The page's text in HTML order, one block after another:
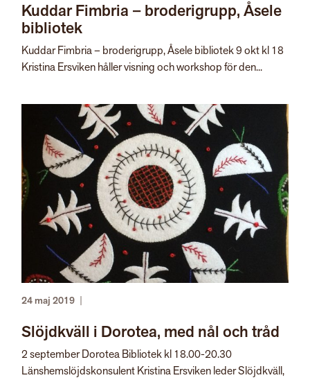
Kuddar Fimbria – broderigrupp, Åsele
bibliotek
Kuddar Fimbria – broderigrupp, Åsele bibliotek 9 okt kl 18
Kristina Ersviken håller visning och workshop för den...
24 maj 2019
Slöjdkväll i Dorotea, med nål och tråd
2 september Dorotea Bibliotek kl 18.00-20.30
Länshemslöjdskonsulent Kristina Ersviken leder Slöjdkväll,